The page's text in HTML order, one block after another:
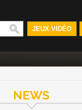
JEUX VIDÉO
NEWS